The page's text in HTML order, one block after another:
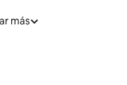
más